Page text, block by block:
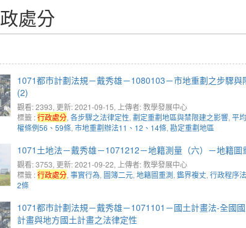
處分
1071都市計劃法規－戴秀雄－1080103－市地重劃之步驟與
(2)
觀看: 2393, 更新: 2021-09-15, 上傳者: 教學發展中心
標籤 :行政處分, 各步驟之法律定性, 劃定重劃地區與禁限建之影響, 平
權條例56、59條, 市地重劃辦法11、12、14條, 勘定重劃地區
1071土地法－戴秀雄－1071212－地籍測量（六）－地籍圖
觀看: 3753, 更新: 2021-09-22, 上傳者: 教學發展中心
標籤 :行政處分, 事實行為, 圖簿二元, 地籍圖重測, 鑑界複丈, 行政程序
2條
1071都市計劃法規－戴秀雄－1071101－國土計畫法-全國
計畫與地方國土計畫之法律定性